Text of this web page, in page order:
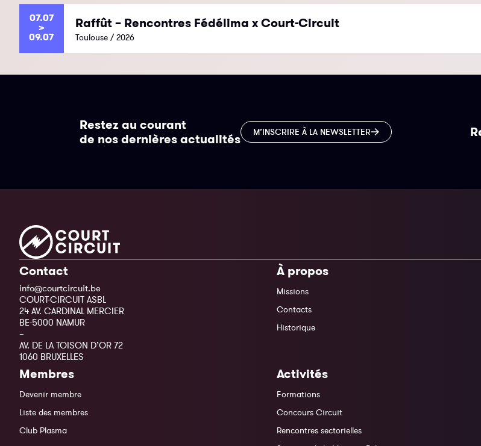
07.07
>
09.07
Raffût – Rencontres Fédélima x Court-Circuit
Toulouse / 2026
Restez au courant
de nos dernières actualités
M’INSCRIRE À LA NEWSLETTER
Contact
info@courtcircuit.be
COURT-CIRCUIT ASBL
24 AV. CARDINAL MERCIER
BE-5000 NAMUR
–
AV. DE LA TOISON D’OR 72
1060 BRUXELLES
À propos
Missions
Contacts
Historique
Membres
Devenir membre
Liste des membres
Club Plasma
Activités
Formations
Concours Circuit
Rencontres sectorielles